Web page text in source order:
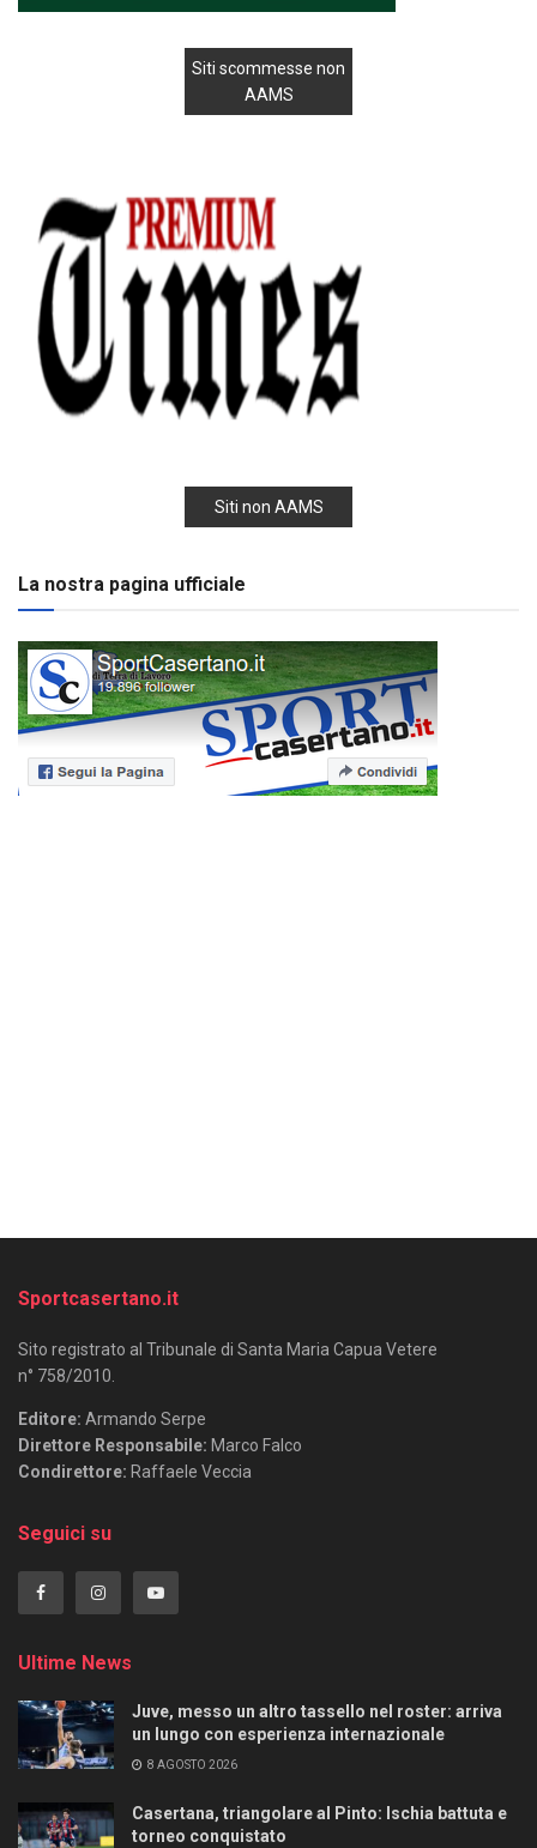
Siti scommesse non
AAMS
Siti non AAMS
La nostra pagina ufficiale
Sportcasertano.it
Sito registrato al Tribunale di Santa Maria Capua Vetere
n° 758/2010.
Editore: Armando Serpe
Direttore Responsabile: Marco Falco
Condirettore: Raffaele Veccia
Seguici su
Ultime News
Juve, messo un altro tassello nel roster: arriva
un lungo con esperienza internazionale
8 AGOSTO 2026
Casertana, triangolare al Pinto: Ischia battuta e
torneo conquistato